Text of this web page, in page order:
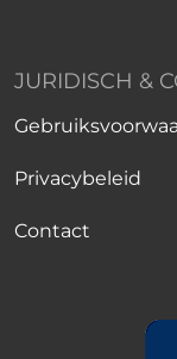
JURIDISCH &
Privacybeleid
Contact